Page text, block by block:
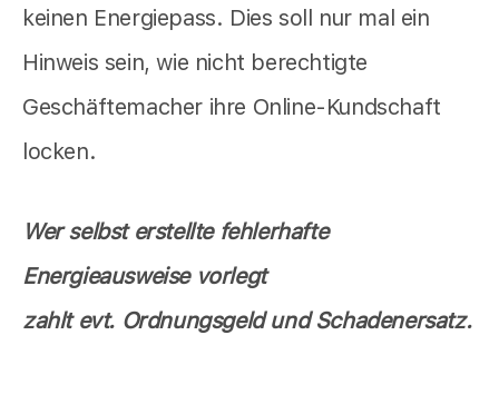
keinen Energiepass. Dies soll nur mal ein
Hinweis sein, wie nicht berechtigte
Geschäftemacher ihre Online-Kundschaft
locken.
Wer selbst erstellte fehlerhafte
Energieausweise vorlegt
zahlt evt. Ordnungsgeld und Schadenersatz.